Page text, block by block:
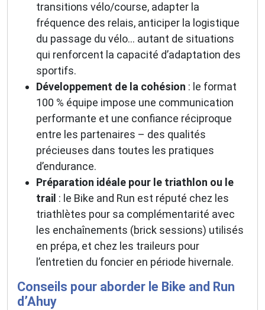
transitions vélo/course, adapter la
fréquence des relais, anticiper la logistique
du passage du vélo… autant de situations
qui renforcent la capacité d’adaptation des
sportifs.
Développement de la cohésion : le format
100 % équipe impose une communication
performante et une confiance réciproque
entre les partenaires – des qualités
précieuses dans toutes les pratiques
d’endurance.
Préparation idéale pour le triathlon ou le
trail : le Bike and Run est réputé chez les
triathlètes pour sa complémentarité avec
les enchaînements (brick sessions) utilisés
en prépa, et chez les traileurs pour
l’entretien du foncier en période hivernale.
Conseils pour aborder le Bike and Run
d’Ahuy